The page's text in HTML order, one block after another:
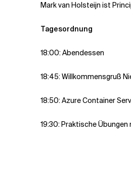
Mark van Holsteijn ist
Tagesordnung
18:00: Abendessen
18:45: Willkommensgruß
18:50: Azure Container
19:30: Praktische